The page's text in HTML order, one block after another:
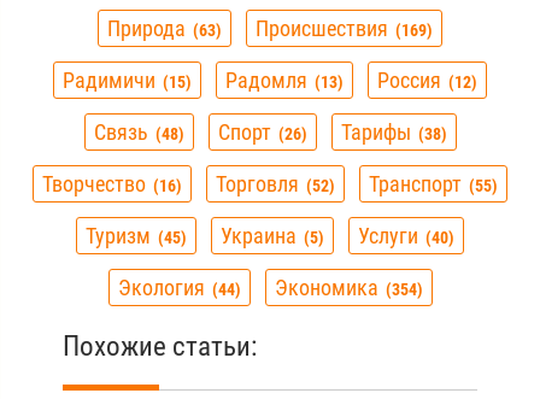
Природа 63 Происшествия 169
Радимичи 15 Радомля 13 Россия 12
Связь 48 Спорт 26 Тарифы 38
Творчество 16 Торговля 52 Транспорт 55
Туризм 45 Украина 5 Услуги 40
Экология 44 Экономика 354
Похожие статьи: